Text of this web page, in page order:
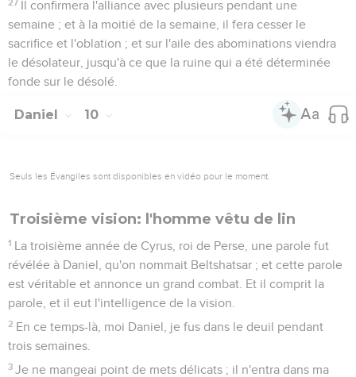
27 Il confirmera l'alliance avec plusieurs pendant une
semaine ; et à la moitié de la semaine, il fera cesser le
sacrifice et l'oblation ; et sur l'aile des abominations viendra
le désolateur, jusqu'à ce que la ruine qui a été déterminée
fonde sur le désolé.
Daniel 10
Seuls les Évangiles sont disponibles en vidéo pour le moment.
Troisième vision: l'homme vêtu de lin
1 La troisième année de Cyrus, roi de Perse, une parole fut
révélée à Daniel, qu'on nommait Beltshatsar ; et cette parole
est véritable et annonce un grand combat. Et il comprit la
parole, et il eut l'intelligence de la vision.
2 En ce temps-là, moi Daniel, je fus dans le deuil pendant
trois semaines.
3 Je ne mangeai point de mets délicats ; il n'entra dans ma